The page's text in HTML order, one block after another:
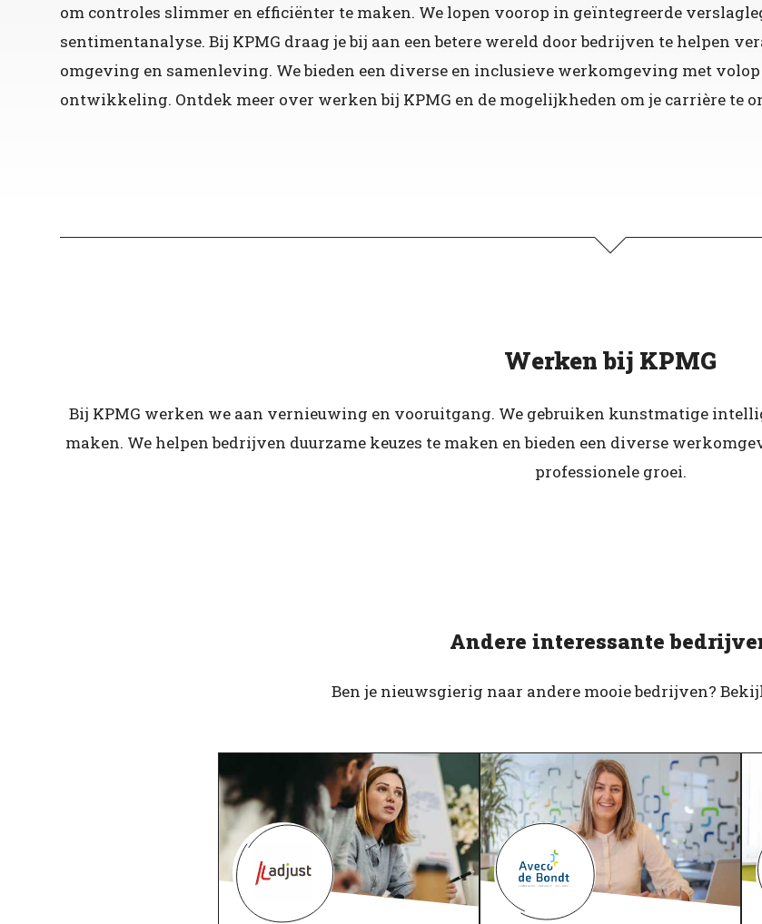
om controles slimmer en efficiënter te maken. We lopen voorop in geïntegreerde
sentimentanalyse. Bij KPMG draag je bij aan een betere wereld door bedrijven te helpen
omgeving en samenleving. We bieden een diverse en inclusieve werkomgeving met
ontwikkeling. Ontdek meer over werken bij KPMG en de mogelijkheden om je carrière te
Werken bij KPMG
Bij KPMG werken we aan vernieuwing en vooruitgang. We gebruiken kunstmatige
maken. We helpen bedrijven duurzame keuzes te maken en bieden een diverse
professionele groei.
Andere interessante
Ben je nieuwsgierig naar andere mooie bedrijven?